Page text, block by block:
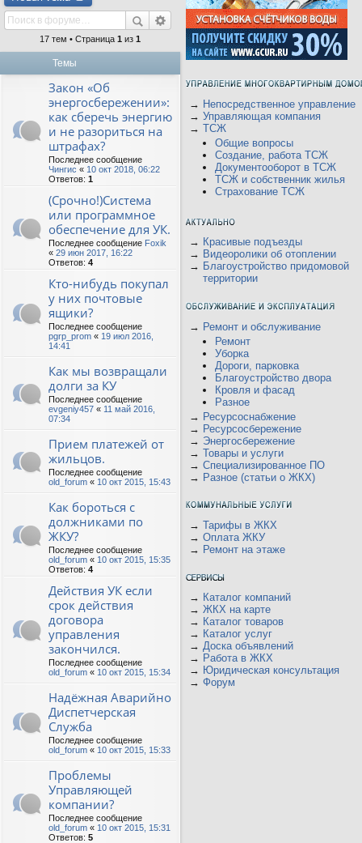
17 тем • Страница 1 из 1
Темы
Закон «Об
энергосбережении»:
как сберечь энергию
и не разориться на
штрафах?
Последнее сообщение
Чингис « 10 окт 2018, 06:22
Ответов: 1
(Срочно!)Система
или программное
обеспечение для УК.
Последнее сообщение Foxik
« 29 июн 2017, 16:22
Ответов: 4
Кто-нибудь покупал
у них почтовые
ящики?
Последнее сообщение
pgrp_prom « 19 июл 2016,
14:41
Как мы возвращали
долги за КУ
Последнее сообщение
evgeniy457 « 11 май 2016,
07:34
Прием платежей от
жильцов.
Последнее сообщение
old_forum « 10 окт 2015, 15:43
Как бороться с
должниками по
ЖКУ?
Последнее сообщение
old_forum « 10 окт 2015, 15:35
Ответов: 4
Действия УК если
срок действия
договора
управления
закончился.
Последнее сообщение
old_forum « 10 окт 2015, 15:34
Надёжная Аварийно
Диспетчерская
Служба
Последнее сообщение
old_forum « 10 окт 2015, 15:33
Проблемы
Управляющей
компании?
Последнее сообщение
old_forum « 10 окт 2015, 15:31
Ответов: 5
→ Непосредственное управление
→ Управляющая компания
→ ТСЖ
Общие вопросы
Создание, работа ТСЖ
Документооборот в ТСЖ
ТСЖ и собственник жилья
Страхование ТСЖ
→ Красивые подъезды
→ Видеоролики об отоплении
→ Благоустройство придомовой
территории
→ Ремонт и обслуживание
Ремонт
Уборка
Дороги, парковка
Благоустройство двора
Кровля и фасад
Разное
→ Ресурсоснабжение
→ Ресурсосбережение
→ Энергосбережение
→ Товары и услуги
→ Специализированное ПО
→ Разное (статьи о ЖКХ)
→ Тарифы в ЖКХ
→ Оплата ЖКУ
→ Ремонт на этаже
→ Каталог компаний
→ ЖКХ на карте
→ Каталог товаров
→ Каталог услуг
→ Доска объявлений
→ Работа в ЖКХ
→ Юридическая консультация
→ Форум